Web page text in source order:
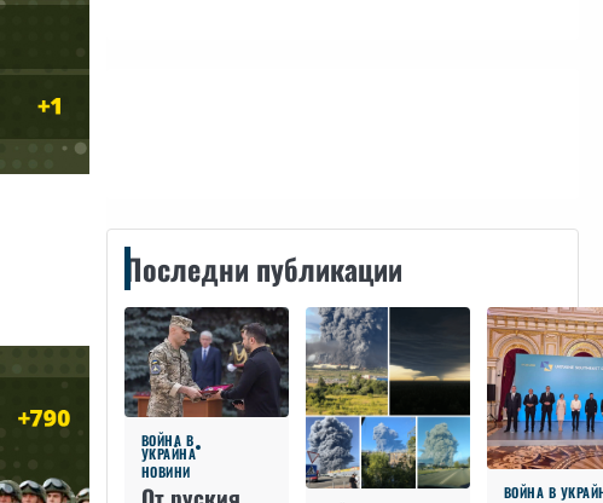
Последни публикации
ВОЙНА В
УКРАЙНА
НОВИНИ
ВОЙНА В